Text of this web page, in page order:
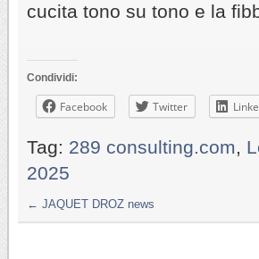
cucita tono su tono e la
Condividi:
Facebook Twitter
Tag: 289 consulting.com,
2025
← JAQUET DROZ news